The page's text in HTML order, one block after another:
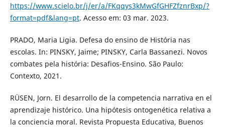
https://www.scielo.br/j/er/a/FKqqys3kMwGfGHFZfznrBxp/?
format=pdf&lang=pt. Acesso em: 03 mar. 2023.
PRADO, Maria Ligia. Defesa do ensino de História nas
escolas. In: PINSKY, Jaime; PINSKY, Carla Bassanezi. Novos
combates pela história: Desafios-Ensino. São Paulo:
Contexto, 2021.
RÜSEN, Jorn. El desarrollo de la competencia narrativa en el
aprendizaje histórico. Una hipótesis ontogenética relativa a
la conciencia moral. Revista Propuesta Educativa, Buenos